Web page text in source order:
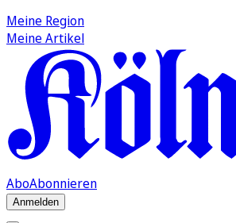
Meine Region
Meine Artikel
AboAbonnieren
Anmelden